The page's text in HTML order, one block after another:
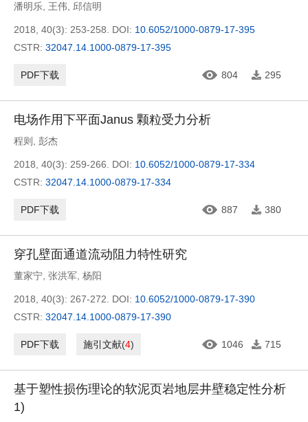
潘明乐 王伟 邱信明
2018, 40(3): 253-258. DOI: 10.6052/1000-0879-17-395
CSTR: 32047.14.1000-0879-17-395
PDF下载 804 295
电场作用下平面Janus 颗粒受力分析
程则 彭杰
2018, 40(3): 259-266. DOI: 10.6052/1000-0879-17-334
CSTR: 32047.14.1000-0879-17-334
PDF下载 887 380
穿孔壁面通道流动阻力特性研究
董家宁 张洪军 杨阳
2018, 40(3): 267-272. DOI: 10.6052/1000-0879-17-390
CSTR: 32047.14.1000-0879-17-390
PDF下载 施引文献(4) 1046 715
基于塑性损伤理论的软泥页岩地层井壁稳定性分析
1)